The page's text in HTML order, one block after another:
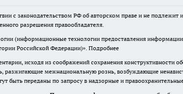
с законодательством РФ об авторском праве и не
разрешения правообладателя.
(информационные технологии предоставления информации
Российской Федерации)». Подробнее
исходя из соображений сохранения конструктивности
межнациональную рознь, возбуждающие
быть переданы по запросу в надзорные и